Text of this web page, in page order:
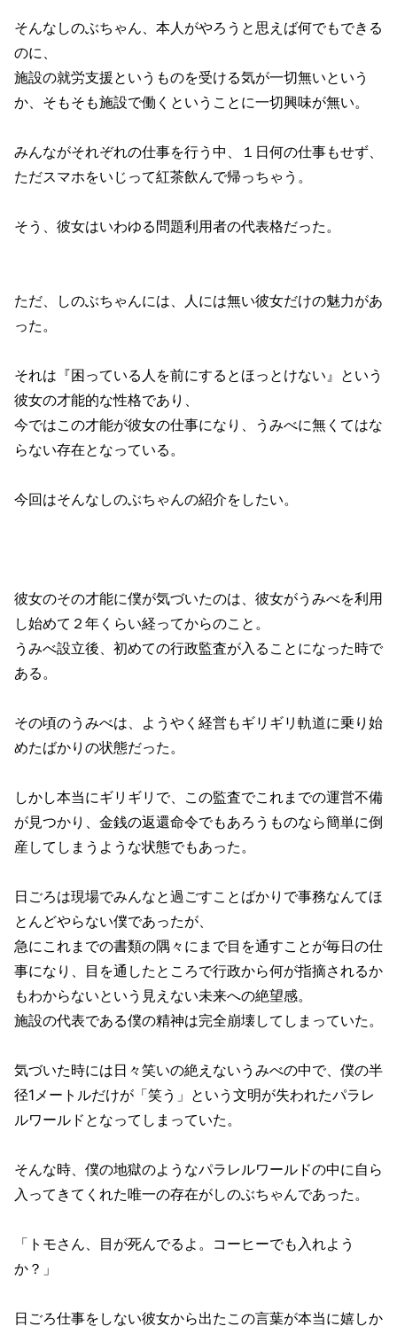
そんなしのぶちゃん、本人がやろうと思えば何でもできる
のに、
施設の就労支援というものを受ける気が一切無いという
か、そもそも施設で働くということに一切興味が無い。
みんながそれぞれの仕事を行う中、１日何の仕事もせず、
ただスマホをいじって紅茶飲んで帰っちゃう。
そう、彼女はいわゆる問題利用者の代表格だった。
ただ、しのぶちゃんには、人には無い彼女だけの魅力があ
った。
それは『困っている人を前にするとほっとけない』という
彼女の才能的な性格であり、
今ではこの才能が彼女の仕事になり、うみべに無くてはな
らない存在となっている。
今回はそんなしのぶちゃんの紹介をしたい。
彼女のその才能に僕が気づいたのは、彼女がうみべを利用
し始めて２年くらい経ってからのこと。
うみべ設立後、初めての行政監査が入ることになった時で
ある。
その頃のうみべは、ようやく経営もギリギリ軌道に乗り始
めたばかりの状態だった。
しかし本当にギリギリで、この監査でこれまでの運営不備
が見つかり、金銭の返還命令でもあろうものなら簡単に倒
産してしまうような状態でもあった。
日ごろは現場でみんなと過ごすことばかりで事務なんてほ
とんどやらない僕であったが、
急にこれまでの書類の隅々にまで目を通すことが毎日の仕
事になり、目を通したところで行政から何が指摘されるか
もわからないという見えない未来への絶望感。
施設の代表である僕の精神は完全崩壊してしまっていた。
気づいた時には日々笑いの絶えないうみべの中で、僕の半
径1メートルだけが「笑う」という文明が失われたパラレ
ルワールドとなってしまっていた。
そんな時、僕の地獄のようなパラレルワールドの中に自ら
入ってきてくれた唯一の存在がしのぶちゃんであった。
「トモさん、目が死んでるよ。コーヒーでも入れよう
か？」
日ごろ仕事をしない彼女から出たこの言葉が本当に嬉しか